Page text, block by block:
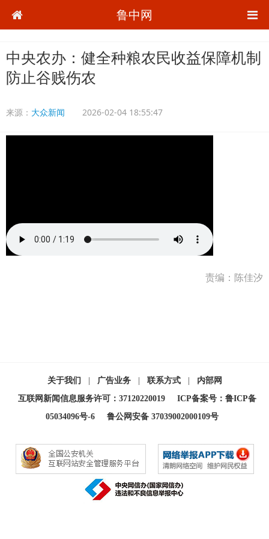
鲁中网
中央农办：健全种粮农民收益保障机制
防止谷贱伤农
来源： 大众新闻 2026-02-04 18:55:47
责编：陈佳汐
关于我们 广告业务 联系方式
内部网
互联网新闻信息服务许可：37120220019
ICP备案号：鲁ICP备
05034096号-6
鲁公网安备 37039002000109号